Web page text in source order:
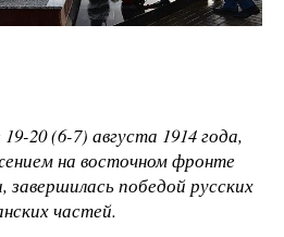
20 (6-7) августа 1914 года,
на восточном фронте
победой русских
частей.